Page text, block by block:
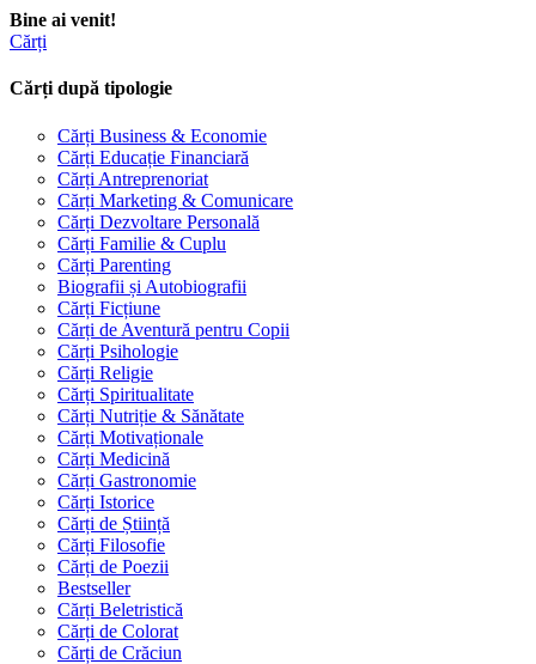
Bine ai venit!
Cărți
Cărți după tipologie
Cărți Business & Economie
Cărți Educație Financiară
Cărți Antreprenoriat
Cărți Marketing & Comunicare
Cărți Dezvoltare Personală
Cărți Familie & Cuplu
Cărți Parenting
Biografii și Autobiografii
Cărți Ficțiune
Cărți de Aventură pentru Copii
Cărți Psihologie
Cărți Religie
Cărți Spiritualitate
Cărți Nutriție & Sănătate
Cărți Motivaționale
Cărți Medicină
Cărți Gastronomie
Cărți Istorice
Cărți de Știință
Cărți Filosofie
Cărți de Poezii
Bestseller
Cărți Beletristică
Cărți de Colorat
Cărți de Crăciun